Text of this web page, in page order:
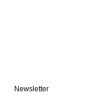
Newsletter